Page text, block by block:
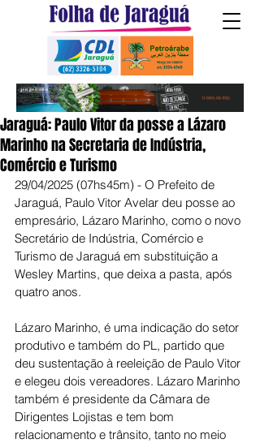
Jaraguá: Paulo Vitor da posse a Lázaro
Marinho na Secretaria de Indústria,
Comércio e Turismo
29/04/2025 (07hs45m) - O Prefeito de
Jaraguá, Paulo Vitor Avelar deu posse ao
empresário, Lázaro Marinho, como o novo
Secretário de Indústria, Comércio e
Turismo de Jaraguá em substituição a
Wesley Martins, que deixa a pasta, após
quatro anos.
Lázaro Marinho, é uma indicação do setor
produtivo e também do PL, partido que
deu sustentação à reeleição de Paulo Vitor
e elegeu dois vereadores. Lázaro Marinho
também é presidente da Câmara de
Dirigentes Lojistas e tem bom
relacionamento e trânsito, tanto no meio